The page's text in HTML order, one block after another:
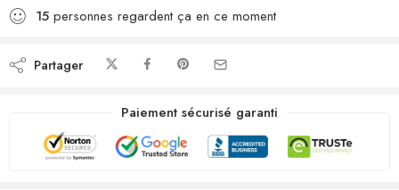
15 personnes regardent ça en ce moment
Partager
Paiement sécurisé garanti